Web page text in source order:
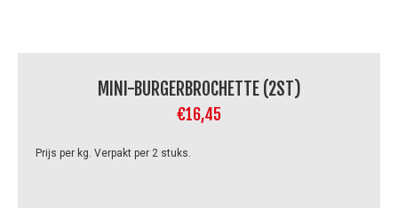
MINI-BURGERBROCHETTE (2ST)
€16,45
Prijs per kg. Verpakt per 2 stuks.